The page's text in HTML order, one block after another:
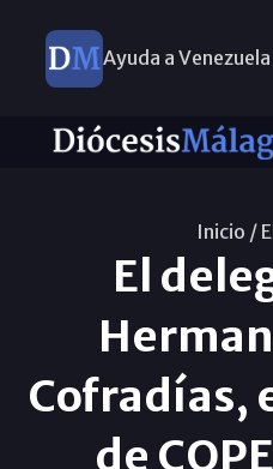
Ayuda a Venezuela
Inicio /
El
Cofradías,
de